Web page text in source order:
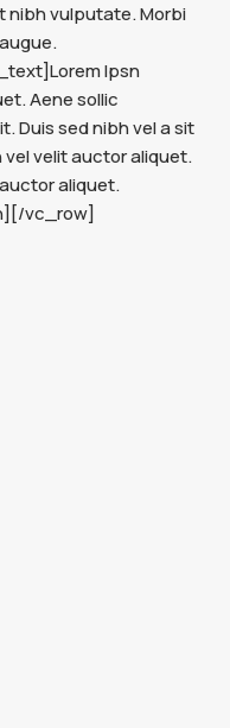
nibh vulputate. Morbi
Ipsn
Aene sollic
Duis sed nibh vel a sit
velit auctor aliquet.
aliquet.
vc_row]